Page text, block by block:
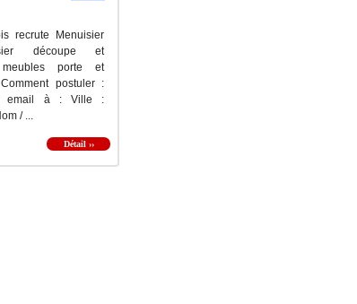
recrute Menuisier
découpe et
porte et
postuler :
email à : Ville :
/ ...
Détail ››